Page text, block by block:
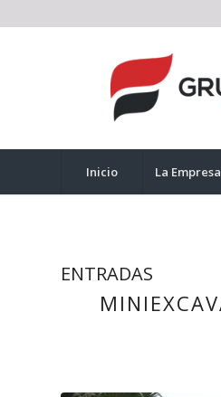
Inicio La Empresa
ENTRADAS